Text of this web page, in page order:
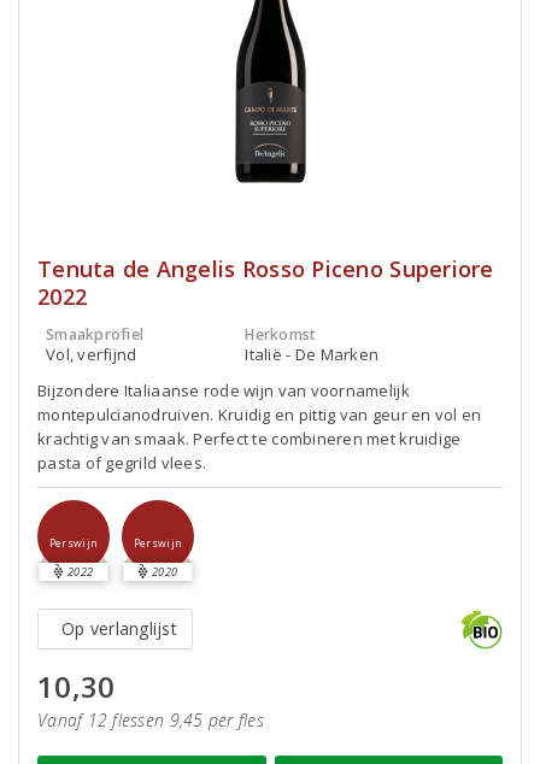
Tenuta de Angelis Rosso Piceno Superiore
2022
Smaakprofiel
Vol, verfijnd
Herkomst
Italië - De Marken
Bijzondere Italiaanse rode wijn van voornamelijk
montepulcianodruiven. Kruidig en pittig van geur en vol en
krachtig van smaak. Perfect te combineren met kruidige
pasta of gegrild vlees.
Perswijn
2022
Perswijn
2020
Op verlanglijst
10,30
Vanaf 12 flessen 9,45 per fles